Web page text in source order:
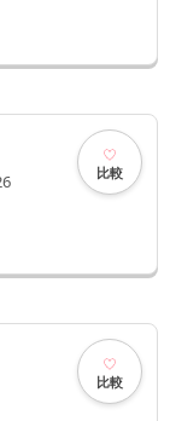
比較
比較